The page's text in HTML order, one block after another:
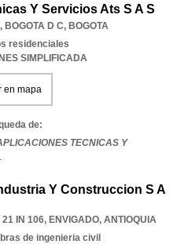
Y Servicios Ats S A S
, BOGOTA D C, BOGOTA
residenciales
SIMPLIFICADA
en mapa
de:
TECNICAS Y
Y Construccion S A
IN 106, ENVIGADO, ANTIOQUIA
de ingenieria civil